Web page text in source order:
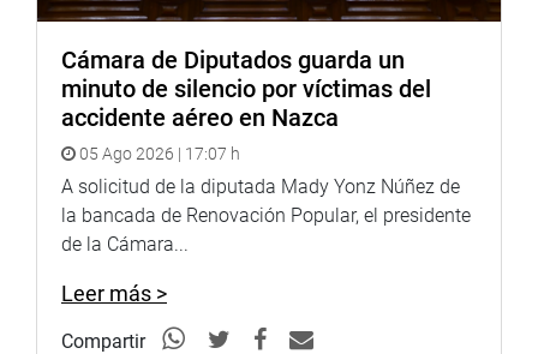
Cámara de Diputados guarda un
minuto de silencio por víctimas del
accidente aéreo en Nazca
05 Ago 2026 | 17:07 h
A solicitud de la diputada Mady Yonz Núñez de
la bancada de Renovación Popular, el presidente
de la Cámara...
Leer más >
Compartir